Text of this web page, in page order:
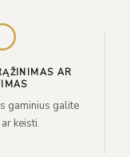
AR
gaminius galite
keisti.